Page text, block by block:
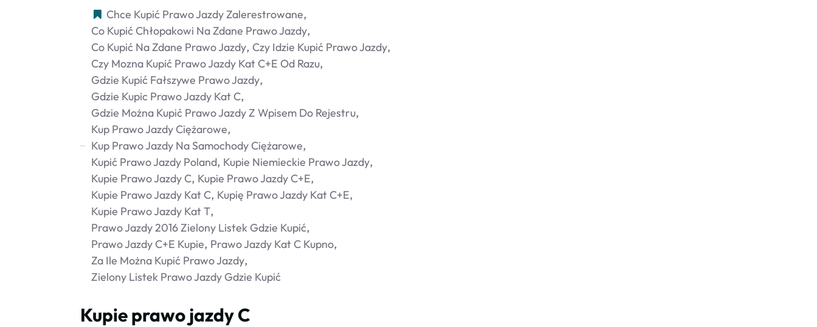
Chce Kupić Prawo Jazdy Zalerestrowane
Co Kupić Chłopakowi Na Zdane Prawo Jazdy
Co Kupić Na Zdane Prawo Jazdy Czy Idzie Kupić Prawo Jazdy
Czy Mozna Kupić Prawo Jazdy Kat C+e Od Razu
Gdzie Kupić Fałszywe Prawo Jazdy
Gdzie Kupic Prawo Jazdy Kat C
Gdzie Można Kupić Prawo Jazdy Z Wpisem Do Rejestru
Kup Prawo Jazdy Ciężarowe
Kup Prawo Jazdy Na Samochody Ciężarowe
Kupić Prawo Jazdy Poland Kupie Niemieckie Prawo Jazdy
Kupie Prawo Jazdy C Kupie Prawo Jazdy C+e
Kupie Prawo Jazdy Kat C Kupię Prawo Jazdy Kat C+e
Kupie Prawo Jazdy Kat T
Prawo Jazdy 2016 Zielony Listek Gdzie Kupić
Prawo Jazdy C+e Kupie Prawo Jazdy Kat C Kupno
Za Ile Można Kupić Prawo Jazdy
Zielony Listek Prawo Jazdy Gdzie Kupić
Kupie prawo jazdy C